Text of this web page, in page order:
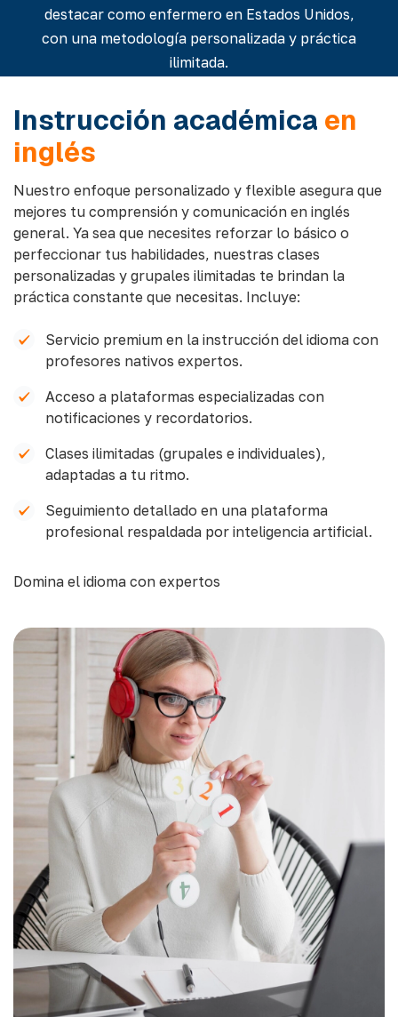
destacar como enfermero en Estados Unidos,
con una metodología personalizada y práctica
ilimitada.
Instrucción académica en
inglés
Nuestro enfoque personalizado y flexible asegura que
mejores tu comprensión y comunicación en inglés
general. Ya sea que necesites reforzar lo básico o
perfeccionar tus habilidades, nuestras clases
personalizadas y grupales ilimitadas te brindan la
práctica constante que necesitas. Incluye:
Servicio premium en la instrucción del idioma con
profesores nativos expertos.
Acceso a plataformas especializadas con
notificaciones y recordatorios.
Clases ilimitadas (grupales e individuales),
adaptadas a tu ritmo.
Seguimiento detallado en una plataforma
profesional respaldada por inteligencia artificial.
Domina el idioma con expertos